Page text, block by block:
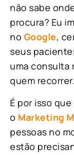
não sabe
procura? Eu
no Google,
seus
uma consulta
quem recorrer.
É por isso que
o Marketing
pessoas no
estão